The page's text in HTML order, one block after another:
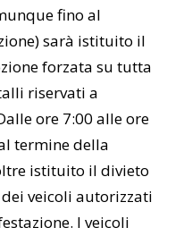
fino al
sarà istituito il
forzata su tutta
riservati a
ore 7:00 alle ore
termine della
istituito il divieto
veicoli autorizzati
I veicoli